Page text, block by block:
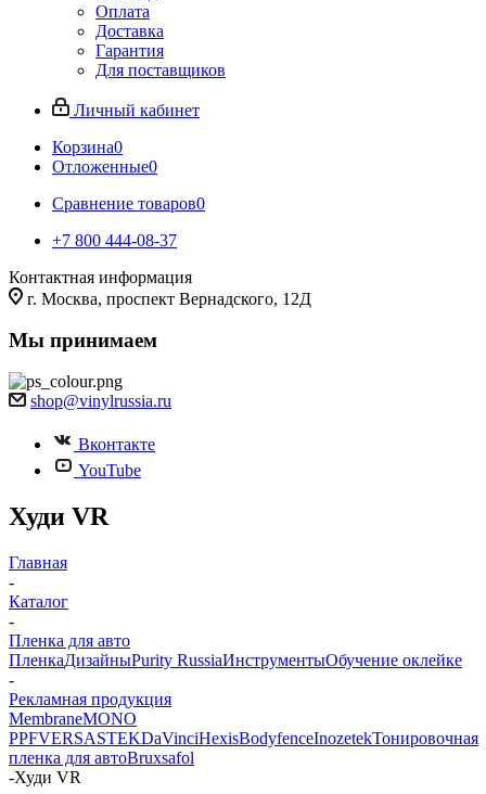
Оплата
Доставка
Гарантия
Для поставщиков
Личный кабинет
Корзина0
Отложенные0
Сравнение товаров0
+7 800 444-08-37
Контактная информация
г. Москва, проспект Вернадского, 12Д
Мы принимаем
shop@vinylrussia.ru
Вконтакте
YouTube
Худи VR
Главная
-
Каталог
-
Пленка для авто
ПленкаДизайныPurity RussiaИнструментыОбучение оклейке
-
Рекламная продукция
MembraneMONO
PPFVERSASTEKDaVinciHexisBodyfenceInozetekТонировочная
пленка для автоBruxsafol
-Худи VR